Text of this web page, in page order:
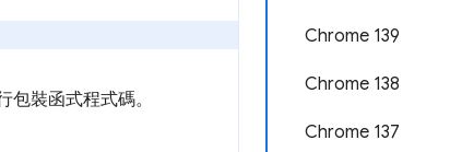
Chrome 139
Chrome 138
Chrome 137
裝函式程式碼。